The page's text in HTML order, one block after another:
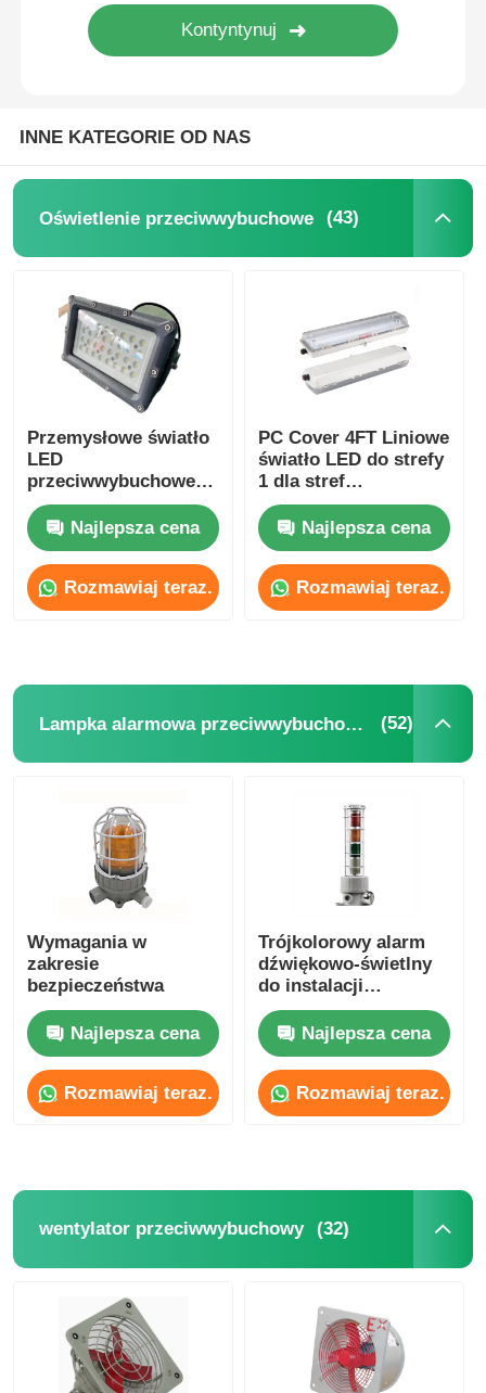
Produkty
O nas
Skontaktuj się z nami
Poprosić o wycenę
INNE KATEGORIE OD NAS
Oświetlenie przeciwwybuchowe (43)
Przemysłowe światło
LED
przeciwwybuchowe
dla strefy
niebezpiecznej Strefa
1 Strefa 2
Najlepsza cena
Rozmawiaj teraz.
PC Cover 4FT Liniowe
światło LED do strefy
1 dla stref
niebezpiecznych
Najlepsza cena
Rozmawiaj teraz.
Lampka alarmowa przeciwwybuchowa (52)
Wymagania w
zakresie
bezpieczeństwa
Najlepsza cena
Rozmawiaj teraz.
Trójkolorowy alarm
dźwiękowo-świetlny
do instalacji
chemicznych
naftowo-gazowych
Najlepsza cena
Rozmawiaj teraz.
wentylator przeciwwybuchowy (32)